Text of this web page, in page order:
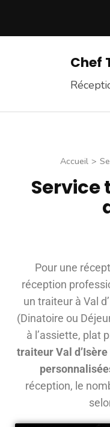
Chef
Accueil >
Service
Pour une
réception
un traiteur à Val
(Dinatoire ou
à l’assiette, plat
traiteur Val
réception, le